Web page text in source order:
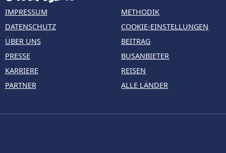
IMPRESSUM
DATENSCHUTZ
ÜBER UNS
PRESSE
KARRIERE
PARTNER
METHODIK
COOKIE-EINSTELLUNGEN
BEITRAG
BUSANBIETER
REISEN
ALLE LÄNDER